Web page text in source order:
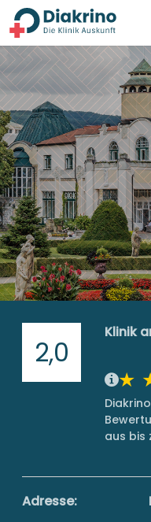
2,0
Klinik
aus bis
Adresse: